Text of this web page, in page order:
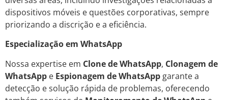
dispositivos móveis e questões corporativas, sempre
priorizando a discrição e a eficiência.
Especialização em WhatsApp
Nossa expertise em Clone de WhatsApp, Clonagem de
WhatsApp e Espionagem de WhatsApp garante a
detecção e solução rápida de problemas, oferecendo